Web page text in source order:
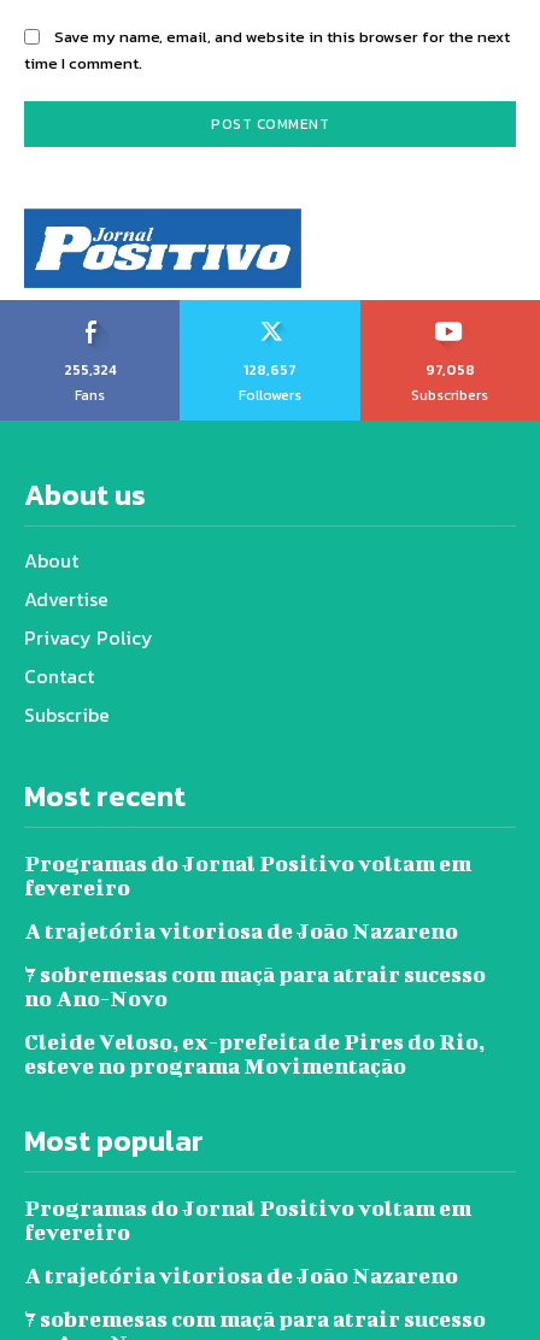
Save my name, email, and website in this browser for the next
time I comment.
255,324
Fans
128,657
Followers
97,058
Subscribers
About us
About
Advertise
Privacy Policy
Contact
Subscribe
Most recent
Programas do Jornal Positivo voltam em
fevereiro
A trajetória vitoriosa de João Nazareno
7 sobremesas com maçã para atrair sucesso
no Ano-Novo
Cleide Veloso, ex-prefeita de Pires do Rio,
esteve no programa Movimentação
Most popular
Programas do Jornal Positivo voltam em
fevereiro
A trajetória vitoriosa de João Nazareno
7 sobremesas com maçã para atrair sucesso